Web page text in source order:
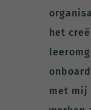
het
met mij